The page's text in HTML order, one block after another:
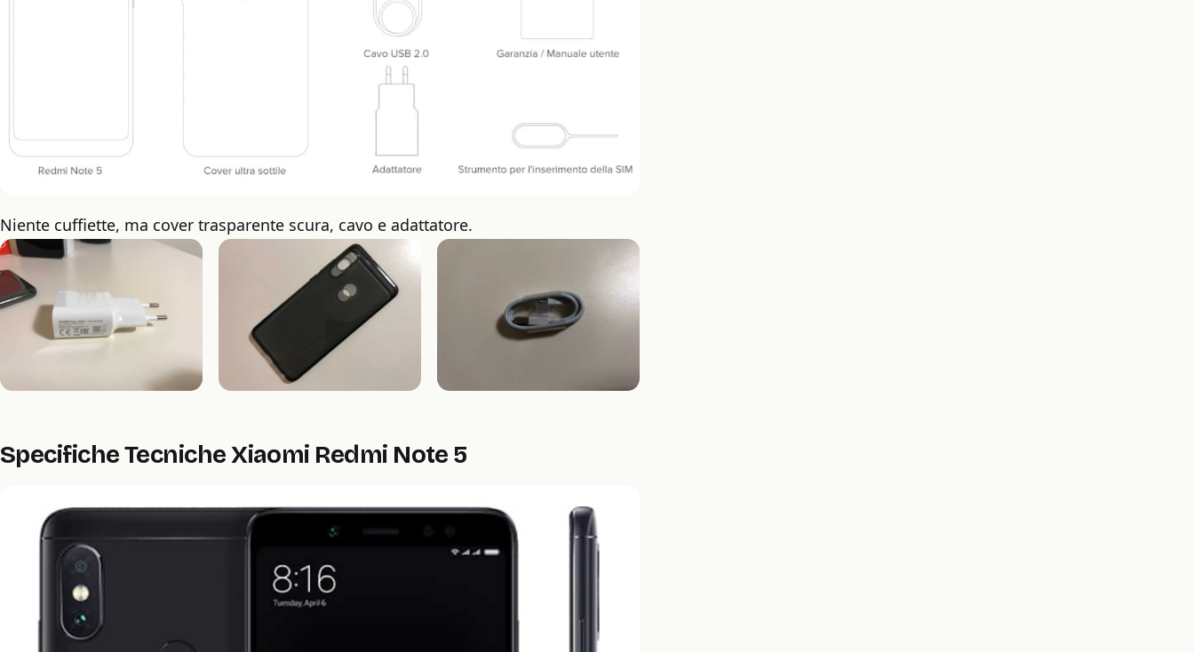
Niente cuffiette, ma cover trasparente scura, cavo e adattatore.
Specifiche Tecniche Xiaomi Redmi Note 5